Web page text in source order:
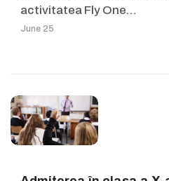
activitatea Fly One…
June 25